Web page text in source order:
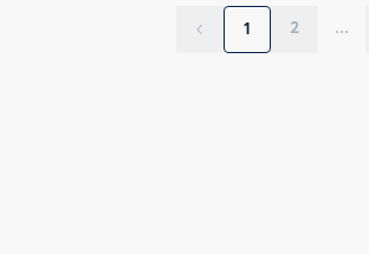
1 2 ...